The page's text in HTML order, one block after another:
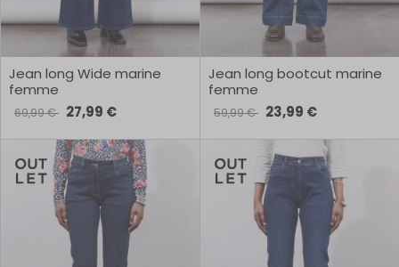
Jean long Wide marine
femme
69,99 € 27,99 €
Jean long bootcut marine
femme
59,99 € 23,99 €